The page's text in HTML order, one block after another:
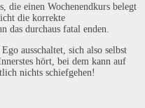
die einen Wochenendkurs belegt
die korrekte
das durchaus fatal enden.
ausschaltet, sich also selbst
hört, bei dem kann auf
nichts schiefgehen!